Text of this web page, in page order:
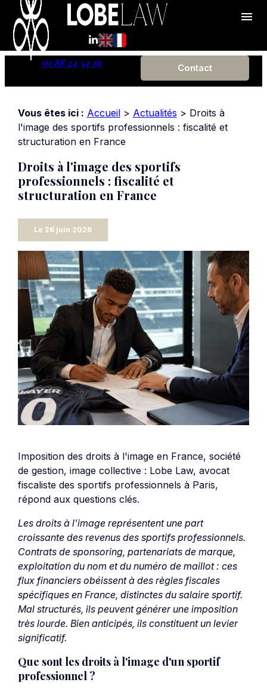
menu
01 88 24 54 19 Contact
Vous êtes ici : Accueil> Actualités > Droits à
l'image des sportifs professionnels : fiscalité et
structuration en France
Droits à l'image des sportifs
professionnels : fiscalité et
structuration en France
Le 26 juin 2026
Imposition des droits à l'image en France, société
de gestion, image collective : Lobe Law, avocat
fiscaliste des sportifs professionnels à Paris,
répond aux questions clés.
Les droits à l'image représentent une part
croissante des revenus des sportifs professionnels.
Contrats de sponsoring, partenariats de marque,
exploitation du nom et du numéro de maillot : ces
flux financiers obéissent à des règles fiscales
spécifiques en France, distinctes du salaire sportif.
Mal structurés, ils peuvent générer une imposition
très lourde. Bien anticipés, ils constituent un levier
significatif.
Que sont les droits à l'image d'un sportif
professionnel ?
Panneau de gestion des cookies